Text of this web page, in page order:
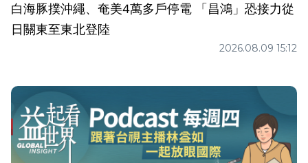
白海豚撲沖繩、奄美4萬多戶停電 「昌鴻」恐接力從
日關東至東北登陸
2026.08.09 15:12